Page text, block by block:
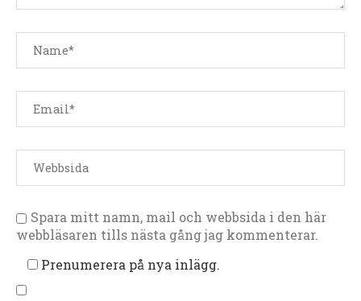
Spara mitt namn, mail och webbsida i den här
webbläsaren tills nästa gång jag kommenterar.
Prenumerera på nya inlägg.